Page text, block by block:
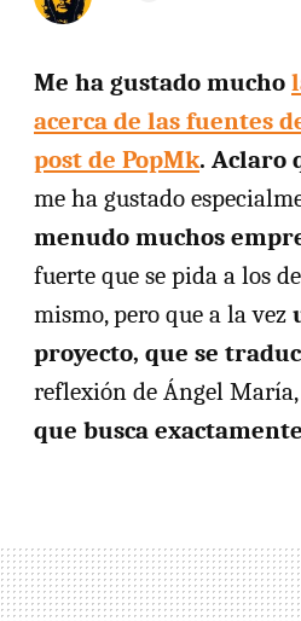
Me ha gustado mucho
acerca de las fuentes
post de PopMk. Aclaro
me ha gustado
menudo muchos
fuerte que se pida a los
mismo, pero que a la vez
proyecto, que se
reflexión de Ángel María,
que busca exactamente